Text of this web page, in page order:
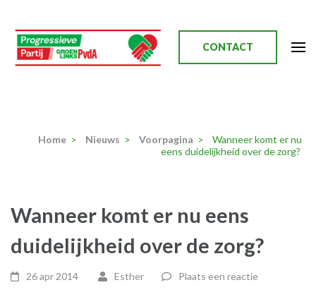
naar
inhoud
(Druk
CONTACT
Home > Nieuws > Voorpagina >
Wanneer komt er nu
eens duidelijkheid over de zorg?
Wanneer komt er nu eens
duidelijkheid over de zorg?
26 apr 2014 Esther Plaats een reactie